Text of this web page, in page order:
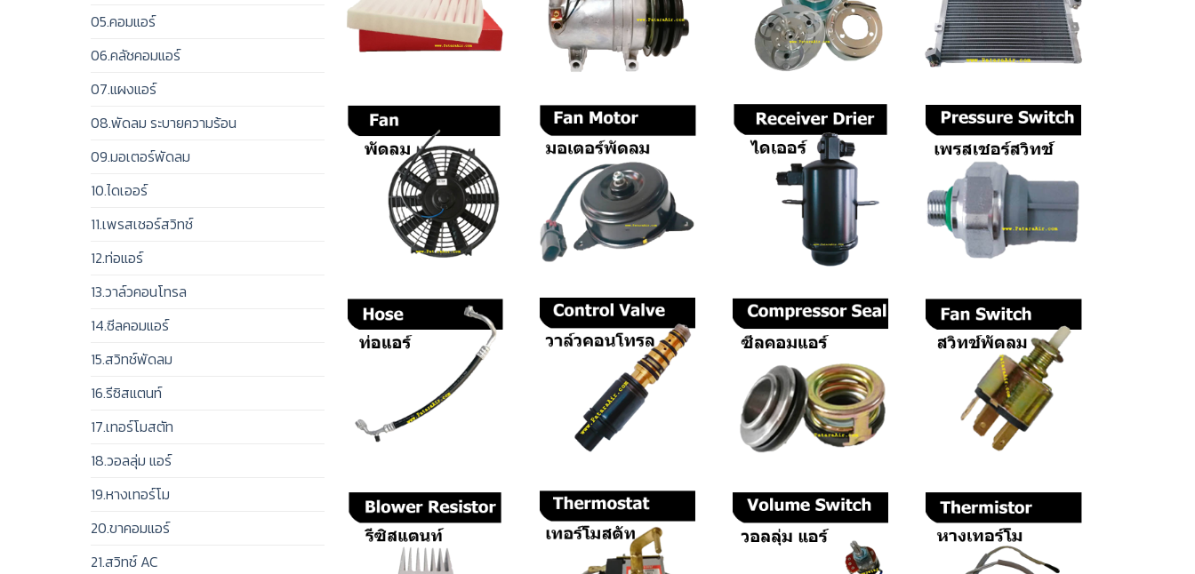
05.คอมแอร์
06.คลัชคอมแอร์
07.แผงแอร์
08.พัดลม ระบายความร้อน
09.มอเตอร์พัดลม
10.ไดเออร์
11.เพรสเชอร์สวิทช์
12.ท่อแอร์
13.วาล์วคอนโทรล
14.ซีลคอมแอร์
15.สวิทช์พัดลม
16.รีซิสแตนท์
17.เทอร์โมสตัท
18.วอลลุ่ม แอร์
19.หางเทอร์โม
20.ขาคอมแอร์
21.สวิทช์ AC